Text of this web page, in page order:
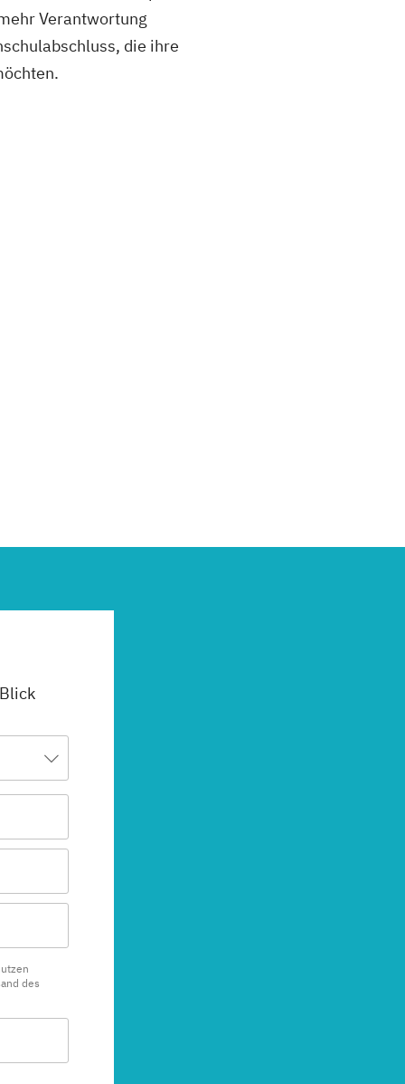
Verantwortung
die ihre
des